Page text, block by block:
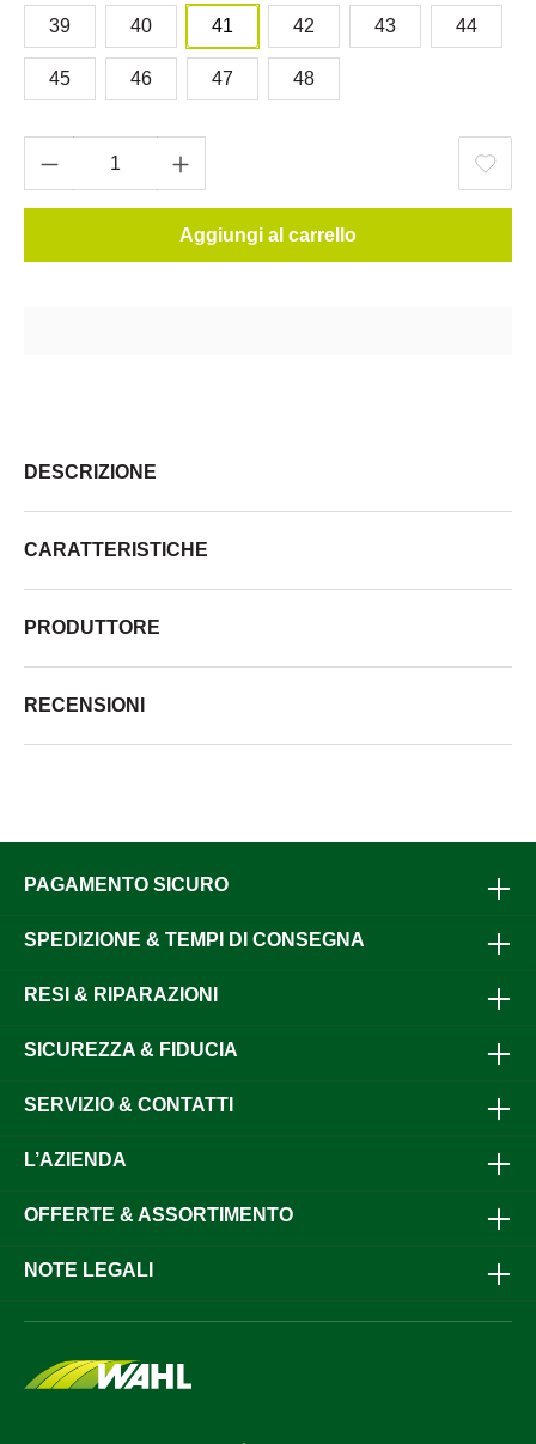
39 40 41 42 43 44
45 46 47 48
Aggiungi al carrello
DESCRIZIONE
CARATTERISTICHE
PRODUTTORE
RECENSIONI
PAGAMENTO SICURO
SPEDIZIONE & TEMPI DI CONSEGNA
RESI & RIPARAZIONI
SICUREZZA & FIDUCIA
SERVIZIO & CONTATTI
L’AZIENDA
OFFERTE & ASSORTIMENTO
NOTE LEGALI